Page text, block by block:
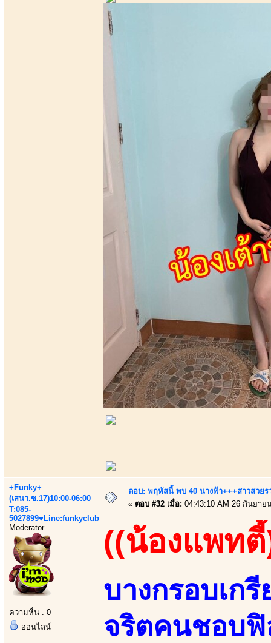
+Funky+
(เสนา.ซ.17)10:00-06:00
T:085-
5027899♥Line:funkyclub
Moderator
ความหื่น : 0
ออนไลน์
ตอบ: พฤหัสนี้ พบ 40 นางฟ้า+++สาวสวยร
« ตอบ #32 เมื่อ: 04:43:10 AM 26 กันยาย
((น้องแพท
บางกรอบเก
จริตคนชอบฟิ